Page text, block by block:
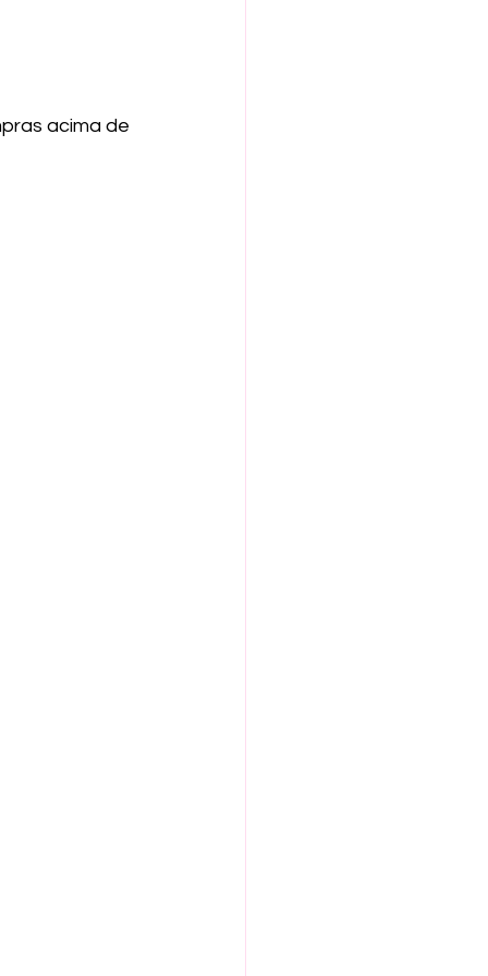
acima de